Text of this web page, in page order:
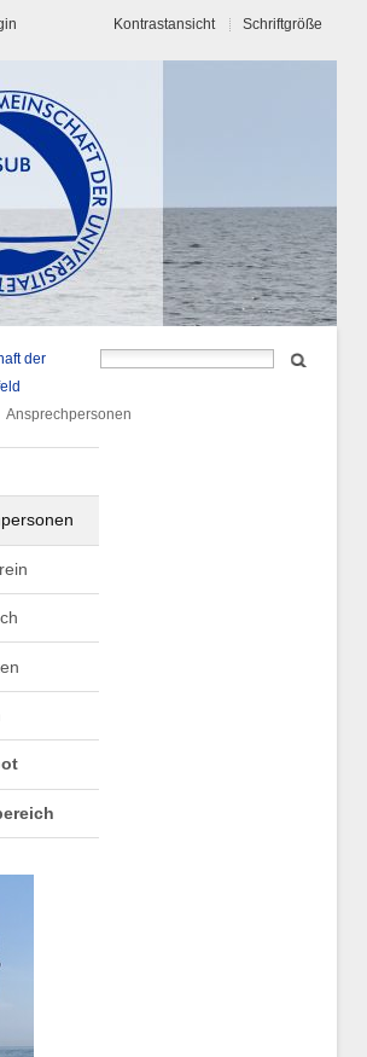
Kontrastansicht Schriftgröße
der
Ansprechpersonen